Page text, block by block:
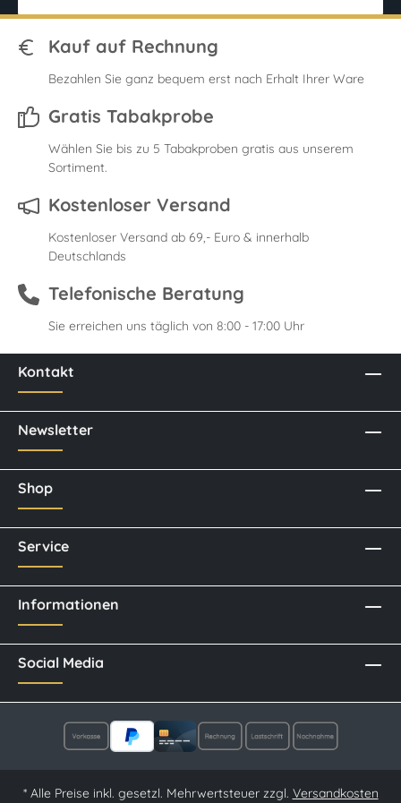
Kauf auf Rechnung
Bezahlen Sie ganz bequem erst nach Erhalt Ihrer Ware
Gratis Tabakprobe
Wählen Sie bis zu 5 Tabakproben gratis aus unserem
Sortiment.
Kostenloser Versand
Kostenloser Versand ab 69,- Euro & innerhalb
Deutschlands
Telefonische Beratung
Sie erreichen uns täglich von 8:00 - 17:00 Uhr
Kontakt
Newsletter
Social Media
Shop
Service
Informationen
* Alle Preise inkl. gesetzl. Mehrwertsteuer zzgl. Versandkosten